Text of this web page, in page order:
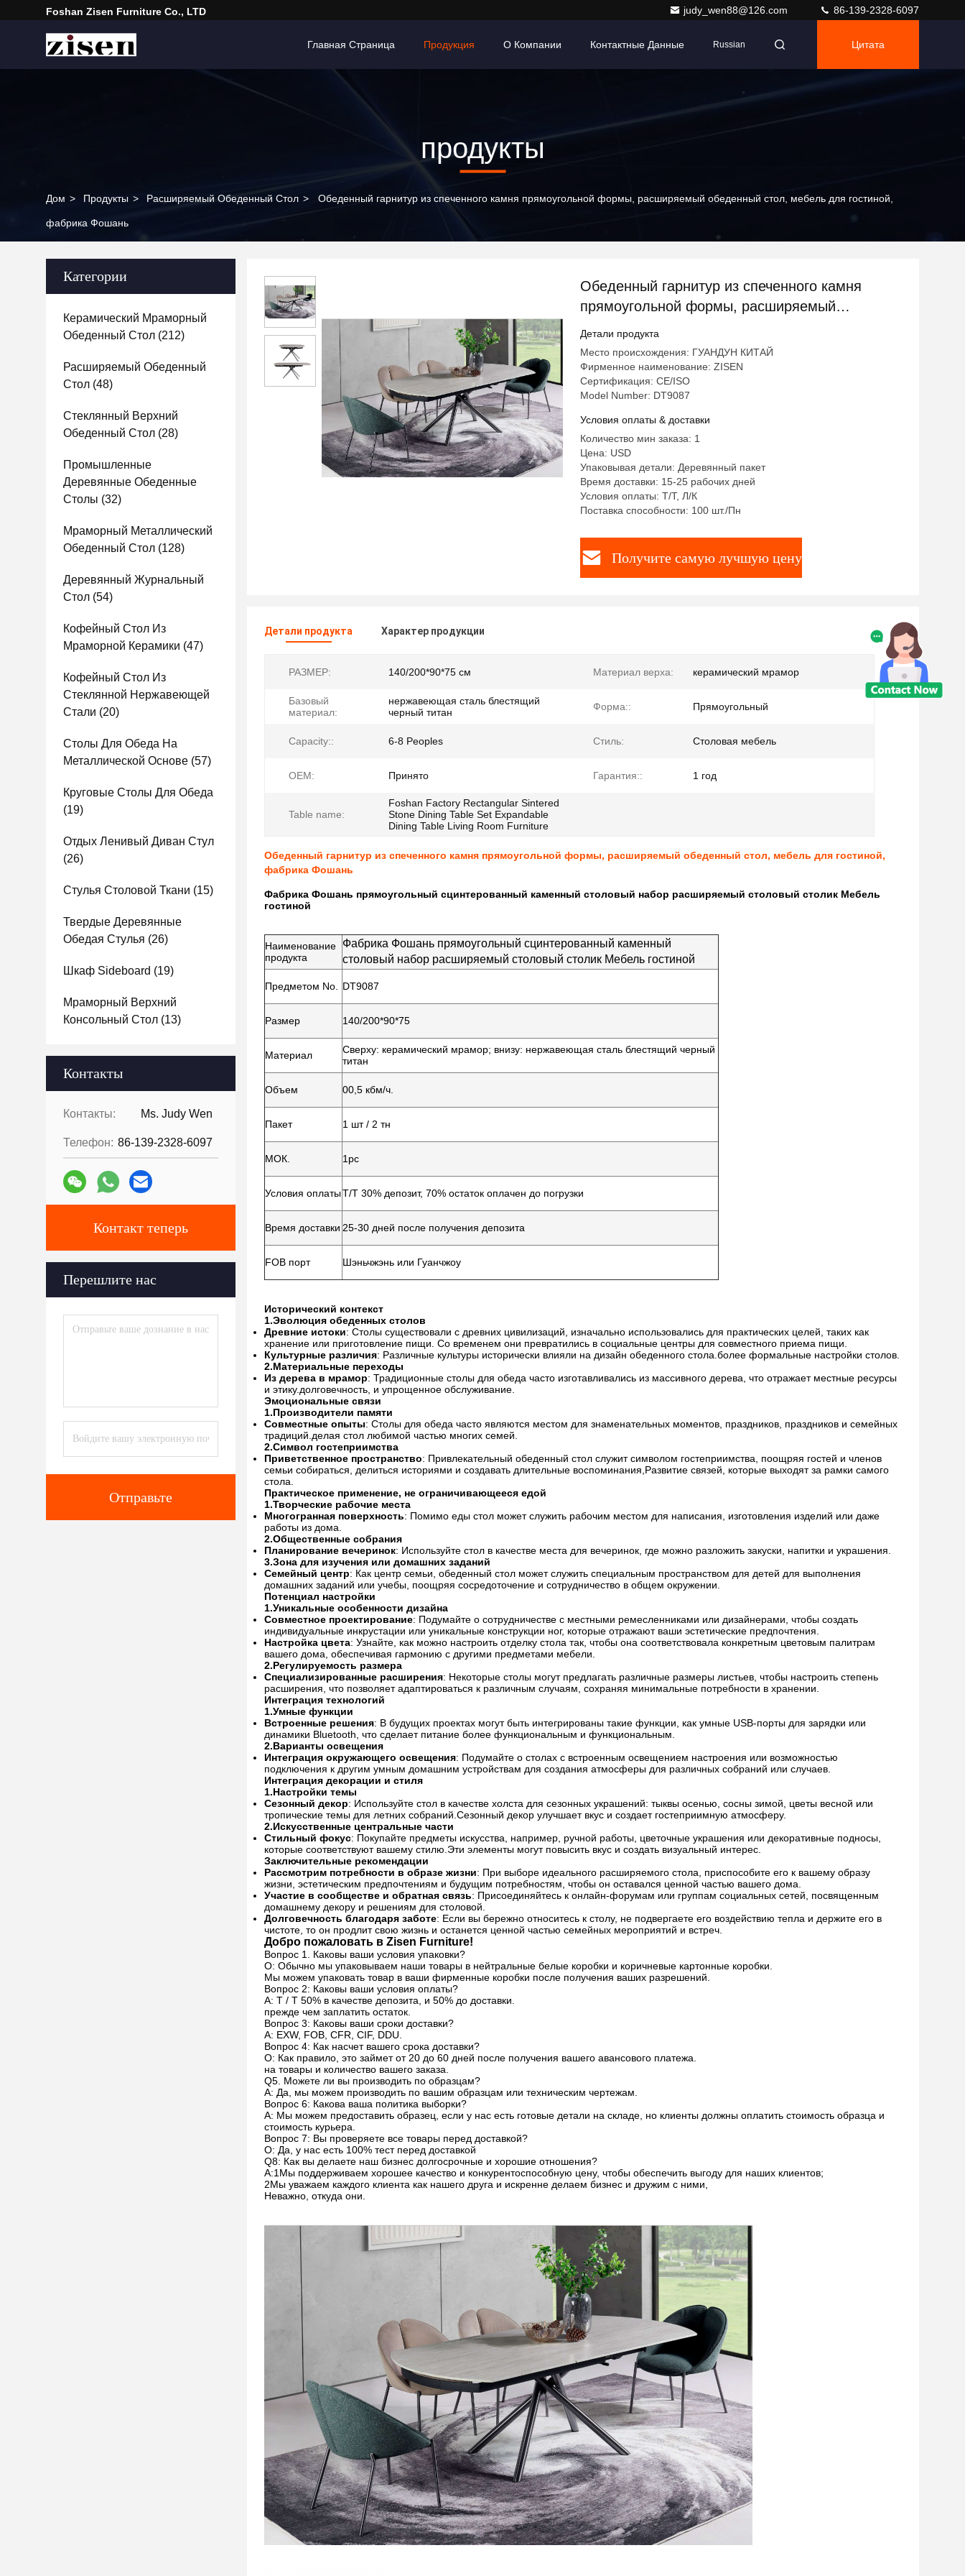
Foshan Zisen Furniture Co., LTD judy_wen88@126.com 86-139-2328-6097
Главная Страница Продукция О Компании Контактные Данные Russian Цитата
продукты
Дом > Продукты > Расширяемый Обеденный Стол > Обеденный гарнитур из спеченного камня прямоугольной формы, расширяемый обеденный стол, мебель для гостиной,
фабрика Фошань
Категории
Керамический Мраморный
Обеденный Стол (212)
Расширяемый Обеденный
Стол (48)
Стеклянный Верхний
Обеденный Стол (28)
Промышленные
Деревянные Обеденные
Столы (32)
Мраморный Металлический
Обеденный Стол (128)
Деревянный Журнальный
Стол (54)
Кофейный Стол Из
Мраморной Керамики (47)
Кофейный Стол Из
Стеклянной Нержавеющей
Стали (20)
Столы Для Обеда На
Металлической Основе (57)
Круговые Столы Для Обеда
(19)
Отдых Ленивый Диван Стул
(26)
Стулья Столовой Ткани (15)
Твердые Деревянные
Обедая Стулья (26)
Шкаф Sideboard (19)
Мраморный Верхний
Консольный Стол (13)
Контакты
Контакты: Ms. Judy Wen
Телефон: 86-139-2328-6097
Контакт теперь
Перешлите нас
Отправьте
Обеденный гарнитур из спеченного камня
прямоугольной формы, расширяемый
обеденный стол, мебель для гостиной,
фабрика Фошань
Детали продукта
Место происхождения: ГУАНДУН КИТАЙ
Фирменное наименование: ZISEN
Сертификация: CE/ISO
Model Number: DT9087
Условия оплаты & доставки
Количество мин заказа: 1
Цена: USD
Упаковывая детали: Деревянный пакет
Время доставки: 15-25 рабочих дней
Условия оплаты: Т/Т, Л/К
Поставка способности: 100 шт./Пн
Получите самую лучшую цену
Детали продукта Характер продукции
РАЗМЕР: 140/200*90*75 см Материал верха: керамический мрамор
Базовый
материал:
нержавеющая сталь блестящий
черный титан
Форма:: Прямоугольный
Capacity:: 6-8 Peoples Стиль: Столовая мебель
OEM: Принято Гарантия:: 1 год
Table name:
Foshan Factory Rectangular Sintered
Stone Dining Table Set Expandable
Dining Table Living Room Furniture
Обеденный гарнитур из спеченного камня прямоугольной формы, расширяемый обеденный стол, мебель для гостиной,
фабрика Фошань
Фабрика Фошань прямоугольный сцинтерованный каменный столовый набор расширяемый столовый столик Мебель
гостиной
Наименование
продукта
Фабрика Фошань прямоугольный сцинтерованный каменный
столовый набор расширяемый столовый столик Мебель гостиной
Предметом No. DT9087
Размер 140/200*90*75
Материал
Сверху: керамический мрамор; внизу: нержавеющая сталь блестящий черный
титан
Объем 00,5 кбм/ч.
Пакет 1 шт / 2 тн
МОК. 1pc
Условия оплатыТ/Т 30% депозит, 70% остаток оплачен до погрузки
Время доставки 25-30 дней после получения депозита
FOB порт Шэньчжэнь или Гуанчжоу
Исторический контекст
1.Эволюция обеденных столов
Древние истоки: Столы существовали с древних цивилизаций, изначально использовались для практических целей, таких как
хранение или приготовление пищи. Со временем они превратились в социальные центры для совместного приема пищи.
Культурные различия: Различные культуры исторически влияли на дизайн обеденного стола.более формальные настройки столов.
2.Материальные переходы
Из дерева в мрамор: Традиционные столы для обеда часто изготавливались из массивного дерева, что отражает местные ресурсы
и этику.долговечность, и упрощенное обслуживание.
Эмоциональные связи
1.Производители памяти
Совместные опыты: Столы для обеда часто являются местом для знаменательных моментов, праздников, праздников и семейных
традиций.делая стол любимой частью многих семей.
2.Символ гостеприимства
Приветственное пространство: Привлекательный обеденный стол служит символом гостеприимства, поощряя гостей и членов
семьи собираться, делиться историями и создавать длительные воспоминания,Развитие связей, которые выходят за рамки самого
стола.
Практическое применение, не ограничивающееся едой
1.Творческие рабочие места
Многогранная поверхность: Помимо еды стол может служить рабочим местом для написания, изготовления изделий или даже
работы из дома.
2.Общественные собрания
Планирование вечеринок: Используйте стол в качестве места для вечеринок, где можно разложить закуски, напитки и украшения.
3.Зона для изучения или домашних заданий
Семейный центр: Как центр семьи, обеденный стол может служить специальным пространством для детей для выполнения
домашних заданий или учебы, поощряя сосредоточение и сотрудничество в общем окружении.
Потенциал настройки
1.Уникальные особенности дизайна
Совместное проектирование: Подумайте о сотрудничестве с местными ремесленниками или дизайнерами, чтобы создать
индивидуальные инкрустации или уникальные конструкции ног, которые отражают ваши эстетические предпочтения.
Настройка цвета: Узнайте, как можно настроить отделку стола так, чтобы она соответствовала конкретным цветовым палитрам
вашего дома, обеспечивая гармонию с другими предметами мебели.
2.Регулируемость размера
Специализированные расширения: Некоторые столы могут предлагать различные размеры листьев, чтобы настроить степень
расширения, что позволяет адаптироваться к различным случаям, сохраняя минимальные потребности в хранении.
Интеграция технологий
1.Умные функции
Встроенные решения: В будущих проектах могут быть интегрированы такие функции, как умные USB-порты для зарядки или
динамики Bluetooth, что сделает питание более функциональным и функциональным.
2.Варианты освещения
Интеграция окружающего освещения: Подумайте о столах с встроенным освещением настроения или возможностью
подключения к другим умным домашним устройствам для создания атмосферы для различных собраний или случаев.
Интеграция декорации и стиля
1.Настройки темы
Сезонный декор: Используйте стол в качестве холста для сезонных украшений: тыквы осенью, сосны зимой, цветы весной или
тропические темы для летних собраний.Сезонный декор улучшает вкус и создает гостеприимную атмосферу.
2.Искусственные центральные части
Стильный фокус: Покупайте предметы искусства, например, ручной работы, цветочные украшения или декоративные подносы,
которые соответствуют вашему стилю.Эти элементы могут повысить вкус и создать визуальный интерес.
Заключительные рекомендации
Рассмотрим потребности в образе жизни: При выборе идеального расширяемого стола, приспособите его к вашему образу
жизни, эстетическим предпочтениям и будущим потребностям, чтобы он оставался ценной частью вашего дома.
Участие в сообществе и обратная связь: Присоединяйтесь к онлайн-форумам или группам социальных сетей, посвященным
домашнему декору и решениям для столовой.
Долговечность благодаря заботе: Если вы бережно относитесь к столу, не подвергаете его воздействию тепла и держите его в
чистоте, то он продлит свою жизнь и останется ценной частью семейных мероприятий и встреч.
Добро пожаловать в Zisen Furniture!
Вопрос 1. Каковы ваши условия упаковки?
О: Обычно мы упаковываем наши товары в нейтральные белые коробки и коричневые картонные коробки.
Мы можем упаковать товар в ваши фирменные коробки после получения ваших разрешений.
Вопрос 2: Каковы ваши условия оплаты?
A: T / T 50% в качестве депозита, и 50% до доставки.
прежде чем заплатить остаток.
Вопрос 3: Каковы ваши сроки доставки?
A: EXW, FOB, CFR, CIF, DDU.
Вопрос 4: Как насчет вашего срока доставки?
О: Как правило, это займет от 20 до 60 дней после получения вашего авансового платежа.
на товары и количество вашего заказа.
Q5. Можете ли вы производить по образцам?
A: Да, мы можем производить по вашим образцам или техническим чертежам.
Вопрос 6: Какова ваша политика выборки?
A: Мы можем предоставить образец, если у нас есть готовые детали на складе, но клиенты должны оплатить стоимость образца и
стоимость курьера.
Вопрос 7: Вы проверяете все товары перед доставкой?
О: Да, у нас есть 100% тест перед доставкой
Q8: Как вы делаете наш бизнес долгосрочные и хорошие отношения?
А:1Мы поддерживаем хорошее качество и конкурентоспособную цену, чтобы обеспечить выгоду для наших клиентов;
2Мы уважаем каждого клиента как нашего друга и искренне делаем бизнес и дружим с ними,
Неважно, откуда они.